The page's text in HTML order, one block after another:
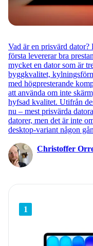
Vad är en prisvärd
första levererar bra
mycket en dator som är
byggkvalitet,
med högpresterande
att använda om inte
hyfsad kvalitet. Utifrån
nu – mest prisvärda
datorer, men det är inte
desktop-variant någon
Christoffer
1